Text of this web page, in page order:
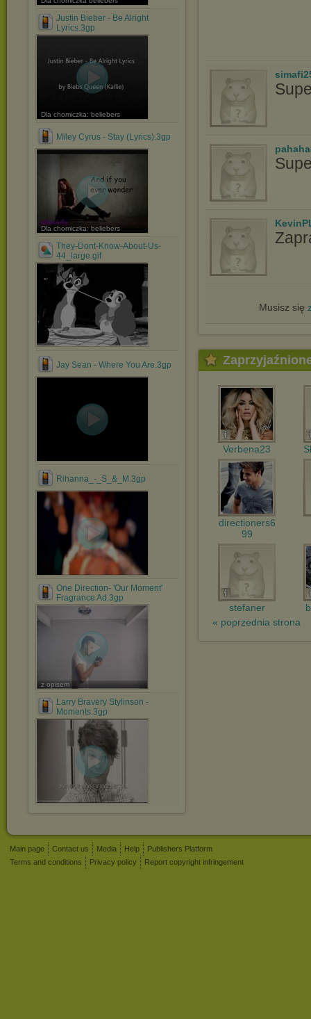
Justin Bieber - Be Alright
Lyrics.3gp
Dla chomiczka: beliebers
Miley Cyrus - Stay (Lyrics).3gp
Dla chomiczka: beliebers
They-Dont-Know-About-Us-
44_large.gif
Jay Sean - Where You Are.3gp
Rihanna_-_S_&_M.3gp
One Direction- 'Our Moment'
Fragrance Ad.3gp
z opisem
Larry Bravery Stylinson -
Moments.3gp
Musisz się
Verbena23
directioners6
99
stefaner
« poprzednia strona
Main page Contact us Media Help
Publishers Platform
Terms and conditions
Privacy policy Report copyright infringement